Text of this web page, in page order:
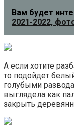
Вам будет
2021-2022,
А если хотите
то подойдет
голубыми
выглядела как
закрыть